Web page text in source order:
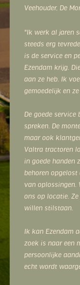
Veehouder, De
"Ik werk al jaren
steeds erg
is de service en
Ezendam krijg.
aan ze heb. Ik
gemoedelijk en
De goede
spreken. De
maar ook
Valtra tractoren
in goede handen
behoren
van oplossingen.
ons op locatie.
willen stilstaan.
Ik kan Ezendam
zoek is naar een
persoonlijke
echt wordt